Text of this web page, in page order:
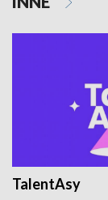
TalentAsy